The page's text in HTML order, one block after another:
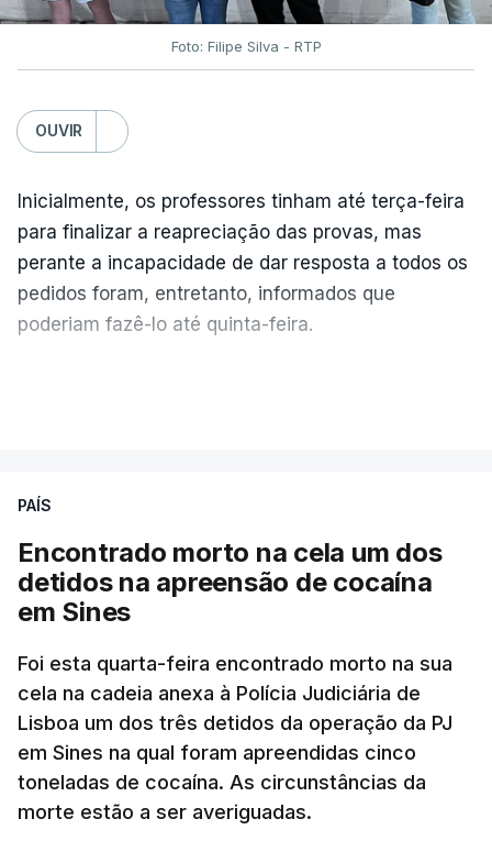
Foto: Filipe Silva - RTP
OUVIR
Inicialmente, os professores tinham até terça-feira
para finalizar a reapreciação das provas, mas
perante a incapacidade de dar resposta a todos os
pedidos foram, entretanto, informados que
poderiam fazê-lo até quinta-feira.
No domingo, estavam concluídos cerca de 50 por
cento dos mais de 20 mil pedidos de reapreciação,
mas Cristina Mota, porta-voz da Missão Escola
Pública, tem dúvidas de que o processo esteja
"Durante o fim de semana e nos últimos dias,
apercebamo-nos que ainda estão a ser
convocados professores para reapreciações"
disse a professora à agência Lusa."Será
praticamente impossível termos a totalidade
PAÍS
Encontrado morto na cela um dos
detidos na apreensão de cocaína
em Sines
Foi esta quarta-feira encontrado morto na sua
cela na cadeia anexa à Polícia Judiciária de
Lisboa um dos três detidos da operação da PJ
em Sines na qual foram apreendidas cinco
toneladas de cocaína. As circunstâncias da
morte estão a ser averiguadas.